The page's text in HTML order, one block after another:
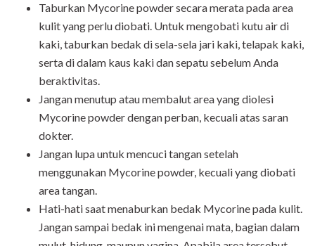
Taburkan Mycorine powder secara merata pada area
kulit yang perlu diobati. Untuk mengobati kutu air di
kaki,taburkan bedak di sela-sela jari kaki, telapak kaki,
serta di dalam kaus kaki dan sepatu sebelum Anda
beraktivitas.
Jangan menutup atau membalut area yang diolesi
Mycorine powder dengan perban, kecuali atas saran
dokter.
Jangan lupa untuk mencuci tangan setelah
menggunakan Mycorine powder, kecuali yang diobati
area tangan.
Hati-hati saat menaburkan bedak Mycorine pada kulit.
Jangan sampai bedak ini mengenai mata, bagian dalam